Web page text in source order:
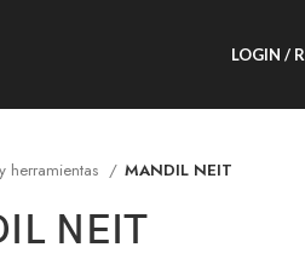
LOGIN /
herramientas MANDIL NEIT
NEIT